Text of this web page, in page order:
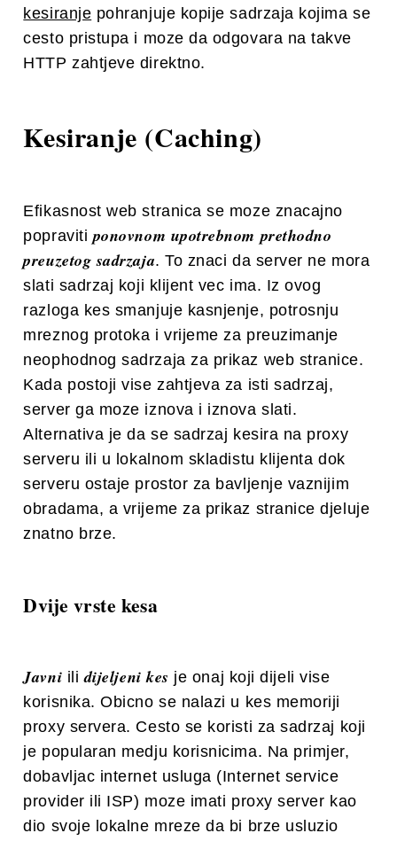
kesiranje pohranjuje kopije sadrzaja kojima se
cesto pristupa i moze da odgovara na takve
HTTP zahtjeve direktno.
Kesiranje (Caching)
Efikasnost web stranica se moze znacajno
popravitiponovnom upotrebnom prethodno
preuzetog sadrzaja. To znaci da server ne mora
slati sadrzaj koji klijent vec ima. Iz ovog
razloga kes smanjuje kasnjenje, potrosnju
mreznog protoka i vrijeme za preuzimanje
neophodnog sadrzaja za prikaz web stranice.
Kada postoji vise zahtjeva za isti sadrzaj,
server ga moze iznova i iznova slati.
Alternativa je da se sadrzaj kesira na proxy
serveru ili u lokalnom skladistu klijenta dok
serveru ostaje prostor za bavljenje vaznijim
obradama, a vrijeme za prikaz stranice djeluje
znatno brze.
Dvije vrste kesa
Javni ilidijeljeni kes je onaj koji dijeli vise
korisnika. Obicno se nalazi u kes memoriji
proxy servera. Cesto se koristi za sadrzaj koji
je popularan medju korisnicima. Na primjer,
dobavljac internet usluga (Internet service
provider ili ISP) moze imati proxy server kao
dio svoje lokalne mreze da bi brze usluzio